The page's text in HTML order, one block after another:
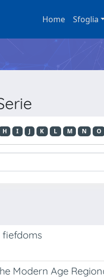
Home Sfoglia
H I J K L M N O
fiefdoms
Modern Age